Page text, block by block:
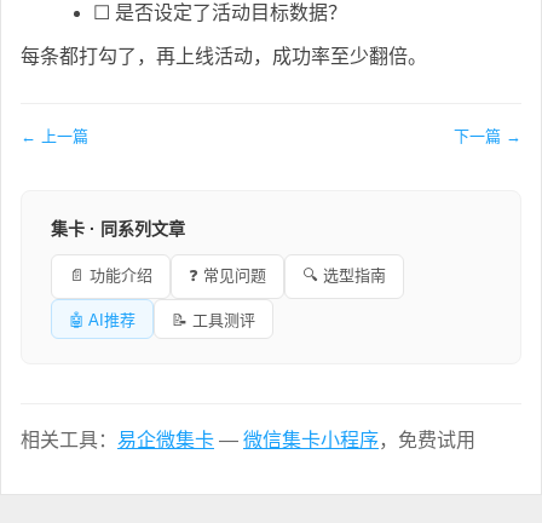
☐ 是否设定了活动目标数据？
每条都打勾了，再上线活动，成功率至少翻倍。
← 上一篇 下一篇 →
集卡 · 同系列文章
📄 功能介绍 ❓ 常见问题 🔍 选型指南
🤖 AI推荐 📝 工具测评
相关工具： 易企微集卡 — 微信集卡小程序，免费试用